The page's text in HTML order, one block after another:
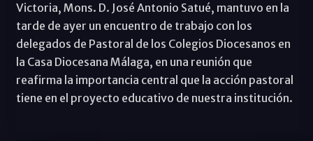
Victoria, Mons. D. José Antonio Satué, mantuvo en la
tarde de ayer un encuentro de trabajo con los
delegados de Pastoral de los Colegios Diocesanos en
la Casa Diocesana Málaga, en una reunión que
reafirma la importancia central que la acción pastoral
tiene en el proyecto educativo de nuestra institución.